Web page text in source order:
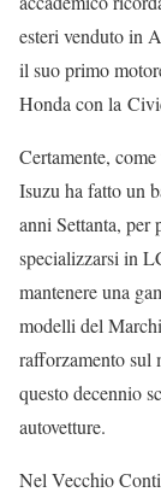
esteri venduto in
il suo primo
Honda con la
Certamente,
Isuzu ha fatto un
anni Settanta, per
specializzarsi in
mantenere una
modelli del
rafforzamento sul
questo decennio
autovetture.
Nel Vecchio